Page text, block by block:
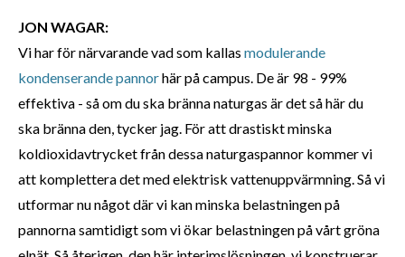
JON WAGAR:
Vi har för närvarande vad som kallas modulerande
kondenserande pannorhär på campus. De är 98 - 99%
effektiva - så om du ska bränna naturgas är det så här du
ska bränna den, tycker jag. För att drastiskt minska
koldioxidavtrycket från dessa naturgaspannor kommer vi
att komplettera det med elektrisk vattenuppvärmning. Så vi
utformar nu något där vi kan minska belastningen på
pannorna samtidigt som vi ökar belastningen på vårt gröna